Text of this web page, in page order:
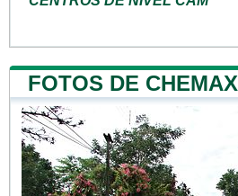
FOTOS DE CHEMAX